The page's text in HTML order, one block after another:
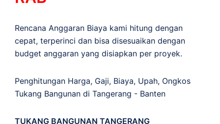
Rencana Anggaran Biaya kami hitung dengan
cepat, terperinci dan bisa disesuaikan dengan
budget anggaran yang disiapkan per proyek.
Penghitungan Harga, Gaji, Biaya, Upah, Ongkos
Tukang Bangunan di Tangerang - Banten
TUKANG BANGUNAN TANGERANG